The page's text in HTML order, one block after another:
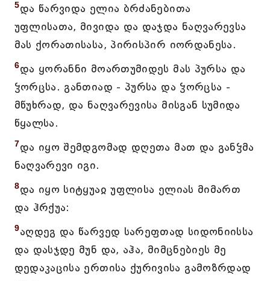
5და წარვიდა ელია ბრძანებითა
უფლისათა, მივიდა და დაჯდა ნაღვარევსა
მას ქორათისასა, პირისპირ იორდანესა.
6და ყორანნი მოართუმიდეს მას პურსა და
ჴორცსა. განთიად - პურსა და ჴორცსა -
მწუხრად, და ნაღვარევისა მისგან სუმიდა
წყალსა.
7და იყო შემდგომად დღეთა მათ და განჴმა
ნაღვარევი იგი.
8და იყო სიტყუაჲ უფლისა ელიას მიმართ
და ჰრქუა:
9აღდეგ და წარვედ სარეფთად სიდონიისსა
და დასჯდე მუნ და, აჰა, მიმცნებიეს მე
დედაკაცისა ერთისა ქურივისა გამოზრდად